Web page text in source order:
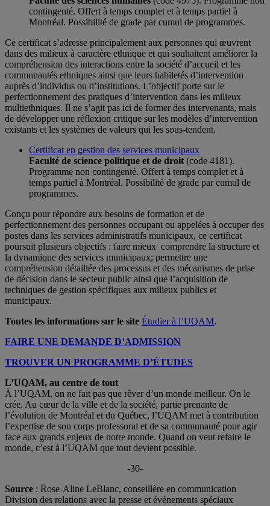
contingenté. Offert à temps complet et à temps partiel à
Montréal. Possibilité de grade par cumul de programmes.
Ce certificat s’adresse principalement aux personnes qui œuvrent
dans des milieux à caractère ethnique et qui souhaitent améliorer la
compréhension des interactions entre la société d’accueil et les
communautés ethniques ainsi que leurs habiletés d’intervention
auprès d’individus ou d’institutions. L’objectif porte sur le
perfectionnement des pratiques d’intervention dans les milieux
multiethniques. Il ne s’agit pas ici de former des intervenants, mais
de développer une réflexion critique sur les modèles d’intervention
existants et les systèmes de valeurs qui les sous-tendent.
Certificat en gestion des services municipaux
Faculté de science politique et de droit (code 4181).
Programme non contingenté. Offert à temps complet et à
temps partiel à Montréal. Possibilité de grade par cumul de
programmes.
Conçu pour répondre aux besoins de formation et de
perfectionnement des personnes occupant ou appelées à occuper des
postes dans les services administratifs municipaux, ce certificat
poursuit plusieurs objectifs : faire mieux comprendre la structure et
la dynamique des services municipaux; permettre une
compréhension détaillée des processus et des mécanismes de prise
de décision dans le secteur public ainsi que l’acquisition de
techniques de gestion spécifiques aux milieux publics et
municipaux.
Toutes les informations sur le site Étudier à l’UQAM.
FAIRE UNE DEMANDE D’ADMISSION
TROUVER UN PROGRAMME D’ÉTUDES
L’UQAM, au centre de tout
À l’UQAM, on ne fait pas que rêver d’un monde meilleur. On le
crée. Au cœur de la ville et de la société, partie prenante de
l’évolution de Montréal et du Québec, l’UQAM met à contribution
l’expertise de son corps professoral et de sa communauté pour agir
face aux grands enjeux de notre monde. Quand on veut refaire le
monde, c’est à l’UQAM que tout devient possible.
-30-
Source : Rose-Aline LeBlanc, conseillère en communication
Division des relations avec la presse et événements spéciaux